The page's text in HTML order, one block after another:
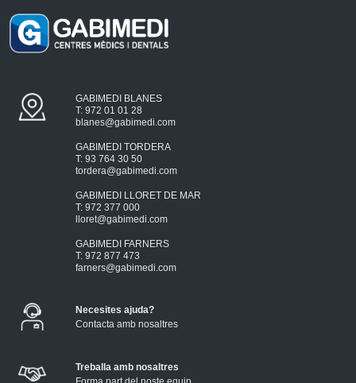
GABIMEDI BLANES
T: 972 01 01 28
blanes@gabimedi.com
GABIMEDI TORDERA
T: 93 764 30 50
tordera@gabimedi.com
GABIMEDI LLORET DE MAR
T: 972 377 000
lloret@gabimedi.com
GABIMEDI FARNERS
T: 972 877 473
farners@gabimedi.com
Necesites ajuda?
Contacta amb nosaltres
Treballa amb nosaltres